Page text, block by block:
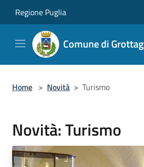
Regione Puglia
Comune di
Home > Novità > Turismo
Novità: Turismo